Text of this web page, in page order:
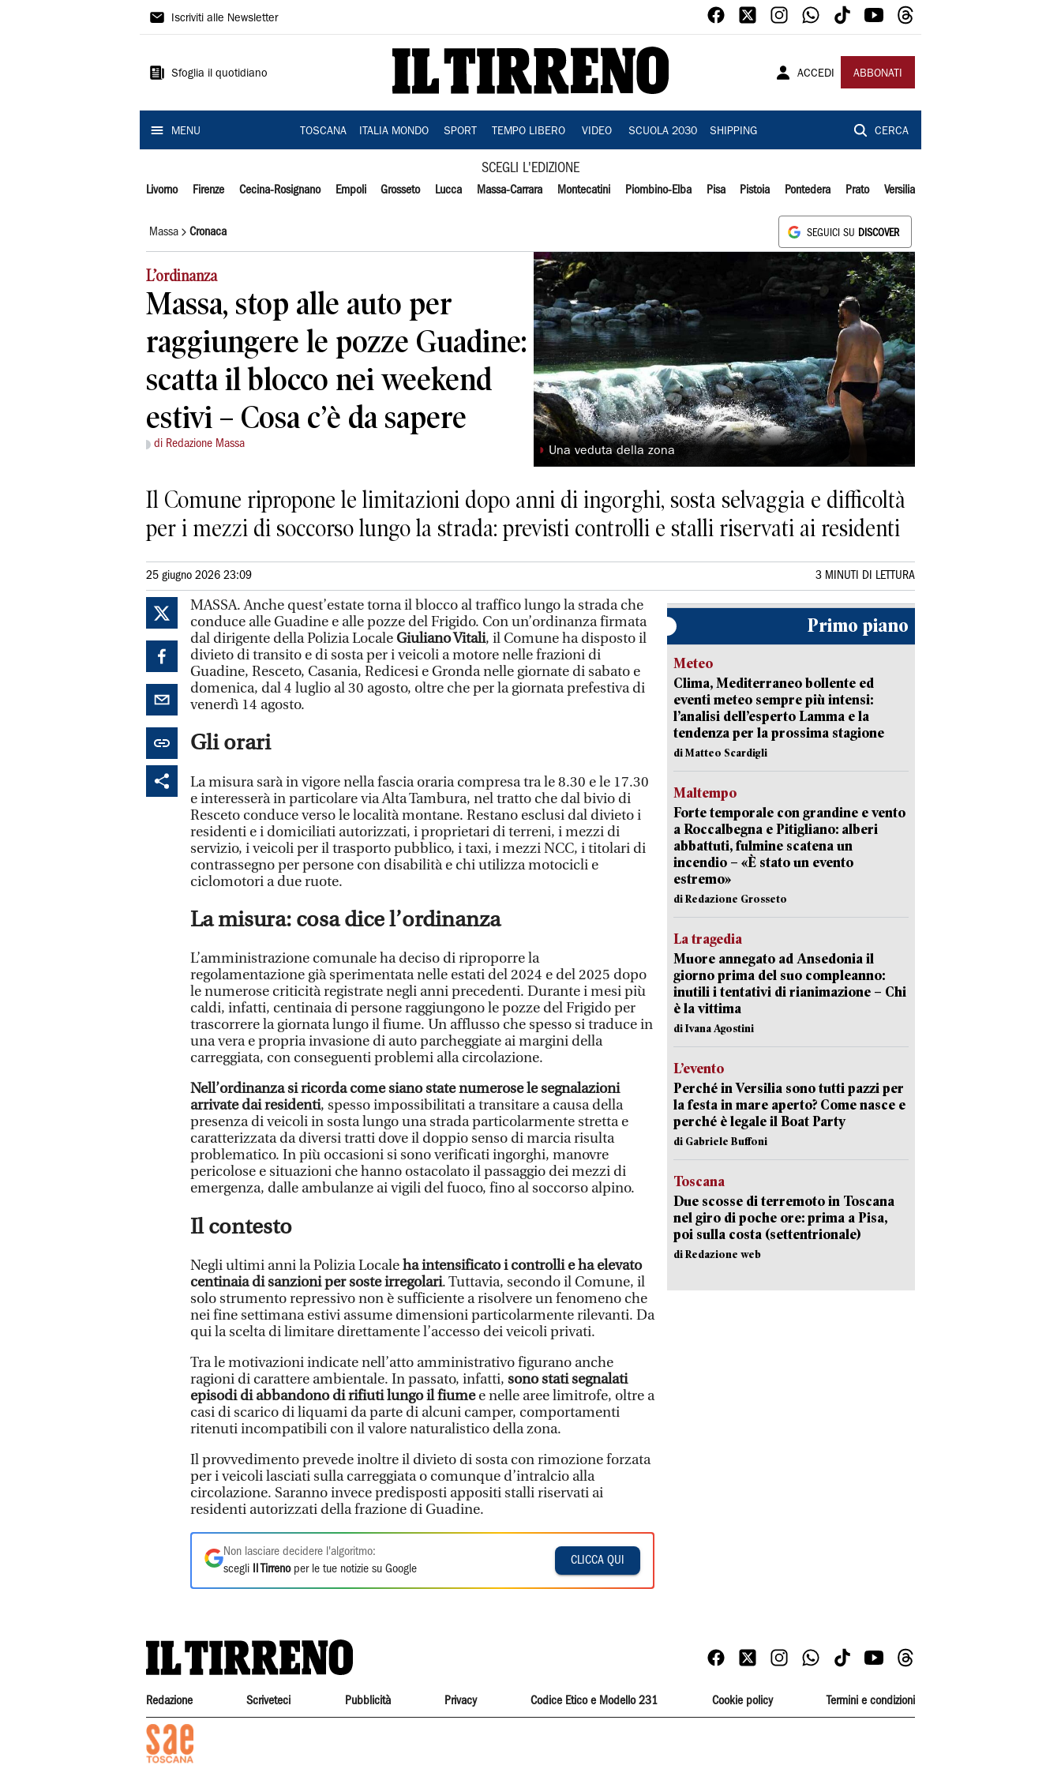
Il
Iscriviti alle Newsletter
Sfoglia il quotidiano ACCEDI ABBONATI
MENU TOSCANA ITALIA MONDO SPORT TEMPO LIBERO VIDEO SCUOLA 2030 SHIPPING CERCA
SCEGLI L'EDIZIONE
Livorno Firenze Cecina-Rosignano Empoli Grosseto Lucca Massa-Carrara Montecatini Piombino-Elba Pisa Pistoia Pontedera Prato Versilia
Massa Cronaca SEGUICI SU DISCOVER
L’ordinanza
Massa, stop alle auto per
raggiungere le pozze Guadine:
scatta il blocco nei weekend
estivi – Cosa c’è da sapere
di Redazione Massa
◗ Una veduta della zona
Il Comune ripropone le limitazioni dopo anni di ingorghi, sosta selvaggia e difficoltà
per i mezzi di soccorso lungo la strada: previsti controlli e stalli riservati ai residenti
25 giugno 2026 23:09 3 MINUTI DI LETTURA
MASSA. Anche quest’estate torna il blocco al traffico lungo la strada che
conduce alle Guadine e alle pozze del Frigido. Con un’ordinanza firmata
dal dirigente della Polizia LocaleGiuliano Vitali, il Comune ha disposto il
divieto di transito e di sosta per i veicoli a motore nelle frazioni di
Guadine, Resceto, Casania, Redicesi e Gronda nelle giornate di sabato e
domenica, dal 4 luglio al 30 agosto, oltre che per la giornata prefestiva di
venerdì 14 agosto.
Gli orari
La misura sarà in vigore nella fascia oraria compresa tra le 8.30 e le 17.30
e interesserà in particolare via Alta Tambura, nel tratto che dal bivio di
Resceto conduce verso le località montane. Restano esclusi dal divieto i
residenti e i domiciliati autorizzati, i proprietari di terreni, i mezzi di
servizio, i veicoli per il trasporto pubblico, i taxi, i mezzi NCC, i titolari di
contrassegno per persone con disabilità e chi utilizza motocicli e
ciclomotori a due ruote.
La misura: cosa dice l’ordinanza
L’amministrazione comunale ha deciso di riproporre la
regolamentazione già sperimentata nelle estati del 2024 e del 2025 dopo
le numerose criticità registrate negli anni precedenti. Durante i mesi più
caldi, infatti, centinaia di persone raggiungono le pozze del Frigido per
trascorrere la giornata lungo il fiume. Un afflusso che spesso si traduce in
una vera e propria invasione di auto parcheggiate ai margini della
carreggiata, con conseguenti problemi alla circolazione.
Nell’ordinanza si ricorda come siano state numerose le segnalazioni
arrivate dai residenti, spesso impossibilitati a transitare a causa della
presenza di veicoli in sosta lungo una strada particolarmente stretta e
caratterizzata da diversi tratti dove il doppio senso di marcia risulta
problematico. In più occasioni si sono verificati ingorghi, manovre
pericolose e situazioni che hanno ostacolato il passaggio dei mezzi di
emergenza, dalle ambulanze ai vigili del fuoco, fino al soccorso alpino.
Il contesto
Negli ultimi anni la Polizia Localeha intensificato i controlli e ha elevato
centinaia di sanzioni per soste irregolari. Tuttavia, secondo il Comune, il
solo strumento repressivo non è sufficiente a risolvere un fenomeno che
nei fine settimana estivi assume dimensioni particolarmente rilevanti. Da
qui la scelta di limitare direttamente l’accesso dei veicoli privati.
Tra le motivazioni indicate nell’atto amministrativo figurano anche
ragioni di carattere ambientale. In passato, infatti, sono stati segnalati
episodi di abbandono di rifiuti lungo il fiumee nelle aree limitrofe, oltre a
casi di scarico di liquami da parte di alcuni camper, comportamenti
ritenuti incompatibili con il valore naturalistico della zona.
Il provvedimento prevede inoltre il divieto di sosta con rimozione forzata
per i veicoli lasciati sulla carreggiata o comunque d’intralcio alla
circolazione. Saranno invece predisposti appositi stalli riservati ai
residenti autorizzati della frazione di Guadine.
Non lasciare decidere l'algoritmo:
scegli
Il Tirrenoper le tue notizie su Google
CLICCA QUI
Primo piano
Meteo
Clima, Mediterraneo bollente ed
eventi meteo sempre più intensi:
l’analisi dell’esperto Lamma e la
tendenza per la prossima stagione
di Matteo Scardigli
Maltempo
Forte temporale con grandine e vento
a Roccalbegna e Pitigliano: alberi
abbattuti, fulmine scatena un
incendio – «È stato un evento
estremo»
di Redazione Grosseto
La tragedia
Muore annegato ad Ansedonia il
giorno prima del suo compleanno:
inutili i tentativi di rianimazione – Chi
è la vittima
di Ivana Agostini
L’evento
Perché in Versilia sono tutti pazzi per
la festa in mare aperto? Come nasce e
perché è legale il Boat Party
di Gabriele Buffoni
Toscana
Due scosse di terremoto in Toscana
nel giro di poche ore: prima a Pisa,
poi sulla costa (settentrionale)
di Redazione web
Redazione Scriveteci Pubblicità Privacy Codice Etico e Modello 231 Cookie policy Termini e condizioni